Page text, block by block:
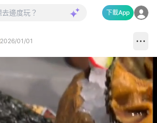
下載App
2026/01/01